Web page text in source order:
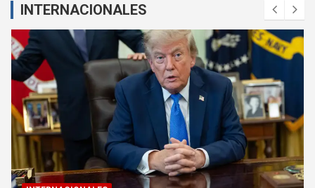
INTERNACIONALES